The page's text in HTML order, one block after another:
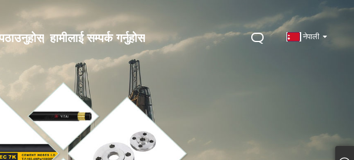
नेपाली
हामीलाई सम्पर्क गर्नुहोस